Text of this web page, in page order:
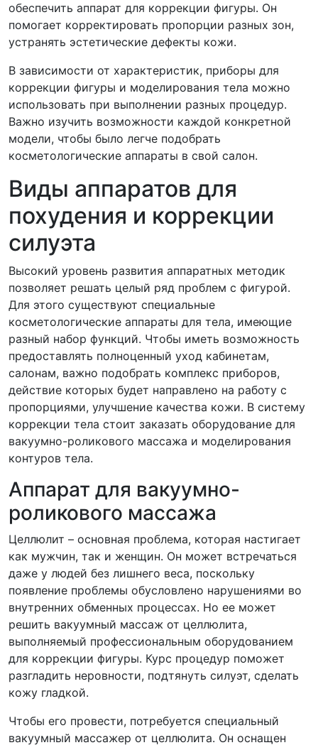
обеспечить аппарат для коррекции фигуры. Он
помогает корректировать пропорции разных зон,
устранять эстетические дефекты кожи.
В зависимости от характеристик, приборы для
коррекции фигуры и моделирования тела можно
использовать при выполнении разных процедур.
Важно изучить возможности каждой конкретной
модели, чтобы было легче подобрать
косметологические аппараты в свой салон.
Виды аппаратов для
похудения и коррекции
силуэта
Высокий уровень развития аппаратных методик
позволяет решать целый ряд проблем с фигурой.
Для этого существуют специальные
косметологические аппараты для тела, имеющие
разный набор функций. Чтобы иметь возможность
предоставлять полноценный уход кабинетам,
салонам, важно подобрать комплекс приборов,
действие которых будет направлено на работу с
пропорциями, улучшение качества кожи. В систему
коррекции тела стоит заказать оборудование для
вакуумно-роликового массажа и моделирования
контуров тела.
Аппарат для вакуумно-
роликового массажа
Целлюлит – основная проблема, которая настигает
как мужчин, так и женщин. Он может встречаться
даже у людей без лишнего веса, поскольку
появление проблемы обусловлено нарушениями во
внутренних обменных процессах. Но ее может
решить вакуумный массаж от целлюлита,
выполняемый профессиональным оборудованием
для коррекции фигуры. Курс процедур поможет
разгладить неровности, подтянуть силуэт, сделать
кожу гладкой.
Чтобы его провести, потребуется специальный
вакуумный массажер от целлюлита. Он оснащен